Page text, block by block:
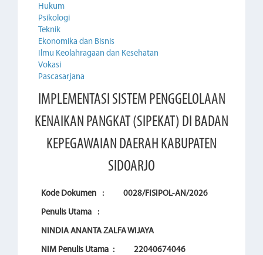
Hukum
Psikologi
Teknik
Ekonomika dan Bisnis
Ilmu Keolahragaan dan Kesehatan
Vokasi
Pascasarjana
IMPLEMENTASI SISTEM PENGGELOLAAN
KENAIKAN PANGKAT (SIPEKAT) DI BADAN
KEPEGAWAIAN DAERAH KABUPATEN
SIDOARJO
Kode Dokumen : 0028/FISIPOL-AN/2026
Penulis Utama :
NINDIA ANANTA ZALFA WIJAYA
NIM Penulis Utama : 22040674046